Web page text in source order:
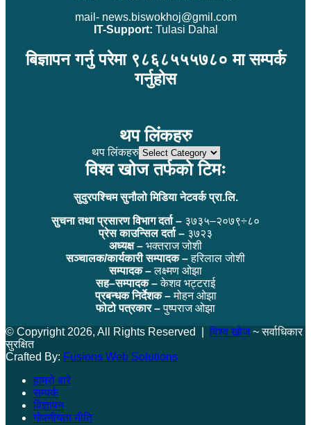
mail- news.biswokhoj@gmil.com
IT-Support: Tulasi Dahal
बिज्ञापन गर्नु परेमा ९८६८५५५७८० मा सम्पर्क
गर्नुहोस
थप लिंकहरु
थप लिंकहरु
विश्व खोज तर्फको टिमः
सुदुरपश्चिम सुनौलो मिडिया नेटवर्क प्रा.लि.
सुचना तथा प्रसारण विभाग दर्ता – ३७३५–२०७९÷८०
प्रेस काउन्सिल दर्ता – ३७२३
अध्यक्ष – भक्तराज जोशी
सञ्चालक/कार्यकारी सम्पादक –हरिलाल जोशी
सम्पादक –लक्ष्मण ओझा
सह–सम्पादक –केशव भट्टराई
प्रबन्धक निर्देशक –मोहन ओझा
फोटो पत्रकार –पुष्पराज ओझा
© Copyright 2026, All Rights Reserved | विश्व खोज~ सर्वाधिकार
सुरक्षित
Crafted By: Fusions Web Solutions
हाम्रो बारे
सम्पर्क
विज्ञापन
गोपनीयता नीति